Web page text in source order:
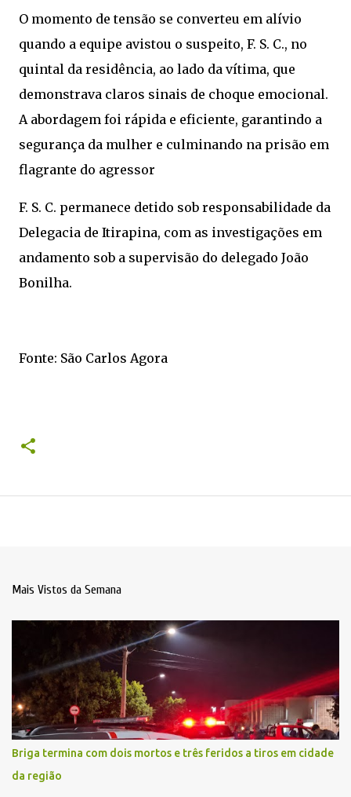
O momento de tensão se converteu em alívio
quando a equipe avistou o suspeito, F. S. C., no
quintal da residência, ao lado da vítima, que
demonstrava claros sinais de choque emocional.
A abordagem foi rápida e eficiente, garantindo a
segurança da mulher e culminando na prisão em
flagrante do agressor
F. S. C. permanece detido sob responsabilidade da
Delegacia de Itirapina, com as investigações em
andamento sob a supervisão do delegado João
Bonilha.
Fonte: São Carlos Agora
Mais Vistos da Semana
Briga termina com dois mortos e três feridos a tiros em cidade
da região